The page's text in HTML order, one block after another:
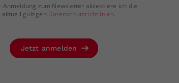
Anmeldung zum Newsletter akzeptiere ich die
aktuell gültigen Datenschutzrichtlinien.
Jetzt anmelden